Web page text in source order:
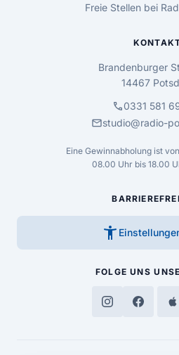
Freie Stellen bei
Brandenburger
14467
call0331 581
mailstudio@radio-
Eine Gewinnabholung ist
08.00 Uhr bis 18.00
accessibility_new
FOLGE UNS